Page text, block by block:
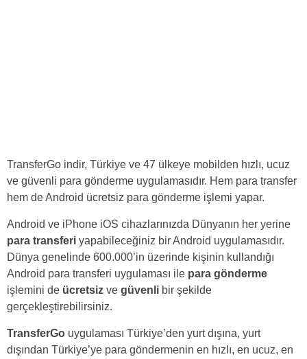
TransferGo indir, Türkiye ve 47 ülkeye mobilden hızlı, ucuz
ve güvenli para gönderme uygulamasıdır. Hem para transfer
hem de Android ücretsiz para gönderme işlemi yapar.
Android ve iPhone iOS cihazlarınızda Dünyanın her yerine
para transferi yapabileceğiniz bir Android uygulamasıdır.
Dünya genelinde 600.000’in üzerinde kişinin kullandığı
Android para transferi uygulaması ile para gönderme
işlemini de ücretsiz ve güvenli bir şekilde
gerçekleştirebilirsiniz.
TransferGo uygulaması Türkiye’den yurt dışına, yurt
dışından Türkiye’ye para göndermenin en hızlı, en ucuz, en